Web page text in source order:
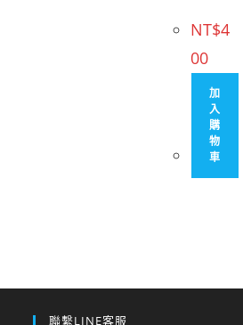
NT$4
00
加
入
購
物
車
聯繫LINE客服